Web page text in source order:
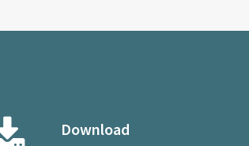
Download